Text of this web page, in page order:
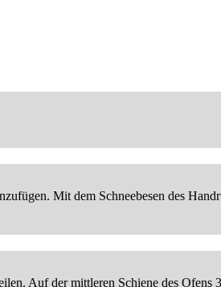
Mit dem Schneebesen des
Auf der mittleren Schiene des Ofens